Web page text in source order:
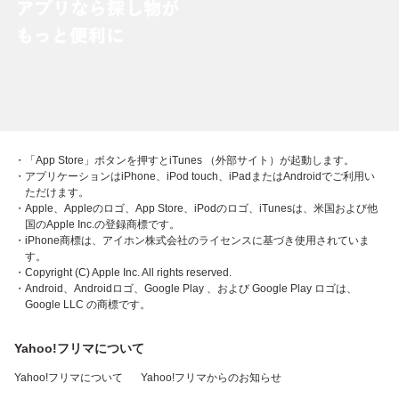
・「App Store」ボタンを押すとiTunes （外部サイト）が起動します。
・アプリケーションはiPhone、iPod touch、iPadまたはAndroidでご利用い
ただけます。
・Apple、Appleのロゴ、App Store、iPodのロゴ、iTunesは、米国および他
国のApple Inc.の登録商標です。
・iPhone商標は、アイホン株式会社のライセンスに基づき使用されていま
す。
・Copyright (C) Apple Inc. All rights reserved.
・Android、Androidロゴ、Google Play 、および Google Play ロゴは、
Google LLC の商標です。
Yahoo!フリマについて
Yahoo!フリマについて Yahoo!フリマからのお知らせ